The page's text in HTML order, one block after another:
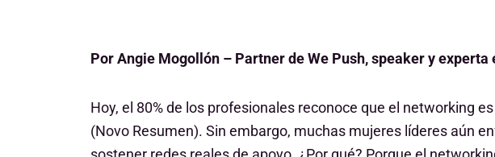
Por Angie Mogollón – Partner de We Push, speaker y
Hoy, el 80% de los profesionales reconoce que el networking
(Novo Resumen). Sin embargo, muchas mujeres líderes aún